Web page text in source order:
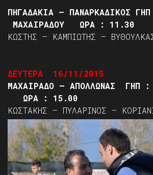
ΠΗΓΑΔΑΚΙΑ – ΠΑΝΑΡΚΑΔΙΚΟΣ
ΜΑΧΑΙΡΑΔΟΥ ΩΡΑ : 11.30
ΚΩΣΤΗΣ – ΚΑΜΠΙΩΤΗΣ –
ΔΕΥΤΕΡΑ
16/11/2015
ΜΑΧΑΙΡΑΔΟ – ΑΠΟΛΛΩΝΑΣ ΓΗΠ
ΩΡΑ : 15.00
ΚΩΣΤΑΚΗΣ – ΠΥΛΑΡΙΝΟΣ –